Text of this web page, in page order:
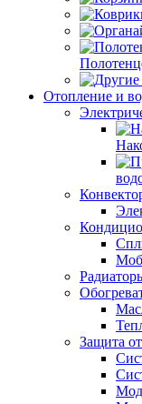
Отопление и
Защита